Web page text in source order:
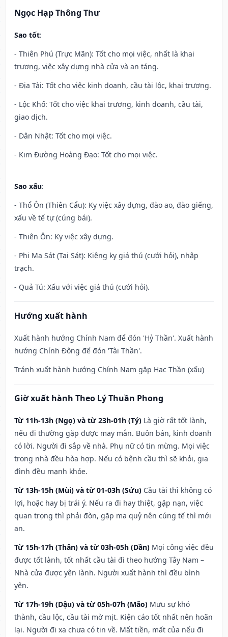
Ngọc Hạp Thông Thư
Sao tốt:
- Thiên Phú (Trực Mãn): Tốt cho mọi việc, nhất là khai
trương, việc xây dựng nhà cửa và an táng.
- Địa Tài: Tốt cho việc kinh doanh, cầu tài lộc, khai trương.
- Lộc Khố: Tốt cho việc khai trương, kinh doanh, cầu tài,
giao dịch.
- Dân Nhật: Tốt cho mọi việc.
- Kim Đường Hoàng Đạo: Tốt cho mọi việc.
Sao xấu:
- Thổ Ôn (Thiên Cẩu): Kỵ việc xây dựng, đào ao, đào giếng,
xấu về tế tự (cúng bái).
- Thiên Ôn: Kỵ việc xây dựng.
- Phi Ma Sát (Tai Sát): Kiêng kỵ giá thú (cưới hỏi), nhập
trạch.
- Quả Tú: Xấu với việc giá thú (cưới hỏi).
Hướng xuất hành
Xuất hành hướng Chính Nam để đón 'Hỷ Thần'. Xuất hành
hướng Chính Đông để đón 'Tài Thần'.
Tránh xuất hành hướng Chính Nam gặp Hạc Thần (xấu)
Giờ xuất hành Theo Lý Thuần Phong
Từ 11h-13h (Ngọ) và từ 23h-01h (Tý) Là giờ rất tốt lành,
nếu đi thường gặp được may mắn. Buôn bán, kinh doanh
có lời. Người đi sắp về nhà. Phụ nữ có tin mừng. Mọi việc
trong nhà đều hòa hợp. Nếu có bệnh cầu thì sẽ khỏi, gia
đình đều mạnh khỏe.
Từ 13h-15h (Mùi) và từ 01-03h (Sửu) Cầu tài thì không có
lợi, hoặc hay bị trái ý. Nếu ra đi hay thiệt, gặp nạn, việc
quan trọng thì phải đòn, gặp ma quỷ nên cúng tế thì mới
an.
Từ 15h-17h (Thân) và từ 03h-05h (Dần) Mọi công việc đều
được tốt lành, tốt nhất cầu tài đi theo hướng Tây Nam –
Nhà cửa được yên lành. Người xuất hành thì đều bình
yên.
Từ 17h-19h (Dậu) và từ 05h-07h (Mão) Mưu sự khó
thành, cầu lộc, cầu tài mờ mịt. Kiện cáo tốt nhất nên hoãn
lại. Người đi xa chưa có tin về. Mất tiền, mất của nếu đi